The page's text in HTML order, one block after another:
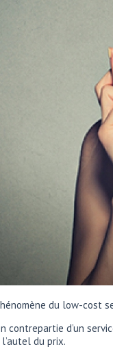
du low-cost
contrepartie d’un
du prix.